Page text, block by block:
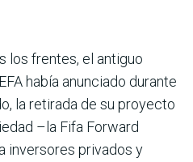
los frentes, el antiguo
había anunciado durante
la retirada de su proyecto
–la Fifa Forward
inversores privados y